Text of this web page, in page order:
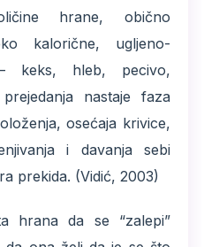
hrane, obično
kalorične, ugljeno-
keks, hleb, pecivo,
nastaje faza
osećaja krivice,
i davanja sebi
prekida. (Vidić, 2003)
hrana da se “zalepi”